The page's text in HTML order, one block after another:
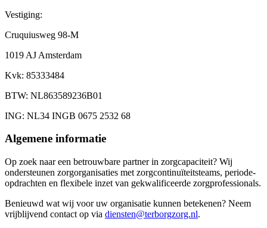
Vestiging:
Cruquiusweg 98-M
1019 AJ Amsterdam
Kvk: 85333484
BTW: NL863589236B01
ING: NL34 INGB 0675 2532 68
Algemene informatie
Op zoek naar een betrouwbare partner in zorgcapaciteit? Wij
ondersteunen zorgorganisaties met zorgcontinuïteitsteams, periode-
opdrachten en flexibele inzet van gekwalificeerde zorgprofessionals.
Benieuwd wat wij voor uw organisatie kunnen betekenen? Neem
vrijblijvend contact op via diensten@terborgzorg.nl.